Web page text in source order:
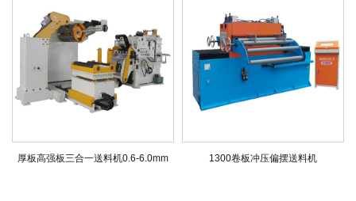
厚板高强板三合一送料机0.6-6.0mm 1300卷板冲压偏摆送料机